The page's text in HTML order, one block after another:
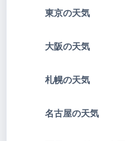
東京の天気
大阪の天気
札幌の天気
名古屋の天気